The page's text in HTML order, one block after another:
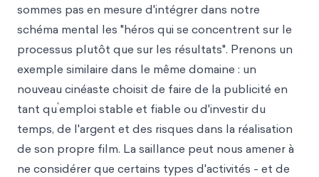
sommes pas en mesure d'intégrer dans notre
schéma mental les "héros qui se concentrent sur le
processus plutôt que sur les résultats". Prenons un
exemple similaire dans le même domaine : un
nouveau cinéaste choisit de faire de la publicité en
tant qu'emploi stable et fiable ou d'investir du
temps, de l'argent et des risques dans la réalisation
de son propre film. La saillance peut nous amener à
ne considérer que certains types d'activités - et de